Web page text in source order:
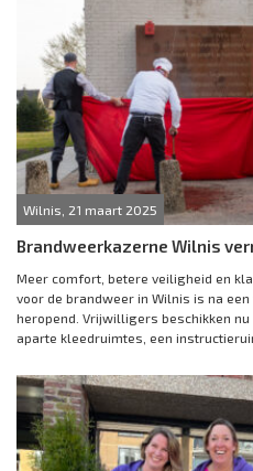
Inklappen
Wilnis, 21 maart 2025
Brandweerkazerne Wilnis
Meer comfort, betere veiligheid en
voor de brandweer in Wilnis is na
heropend. Vrijwilligers beschikken
aparte kleedruimtes, een